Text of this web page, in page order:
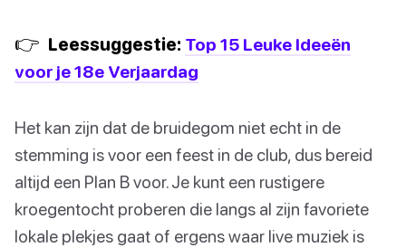
👉 Leessuggestie: Top 15 Leuke Ideeën
voor je 18e Verjaardag
Het kan zijn dat de bruidegom niet echt in de
stemming is voor een feest in de club, dus bereid
altijd een Plan B voor. Je kunt een rustigere
kroegentocht proberen die langs al zijn favoriete
lokale plekjes gaat of ergens waar live muziek is